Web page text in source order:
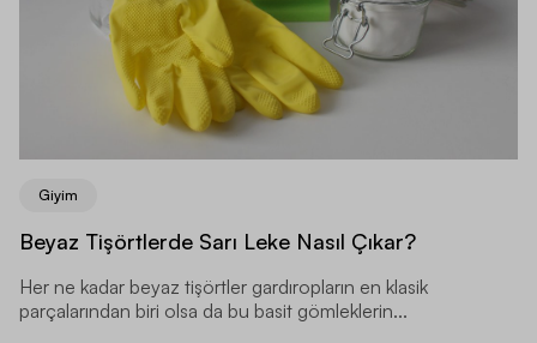
Giyim
Beyaz Tişörtlerde Sarı Leke Nasıl Çıkar?
Her ne kadar beyaz tişörtler gardıropların en klasik
parçalarından biri olsa da bu basit gömleklerin...